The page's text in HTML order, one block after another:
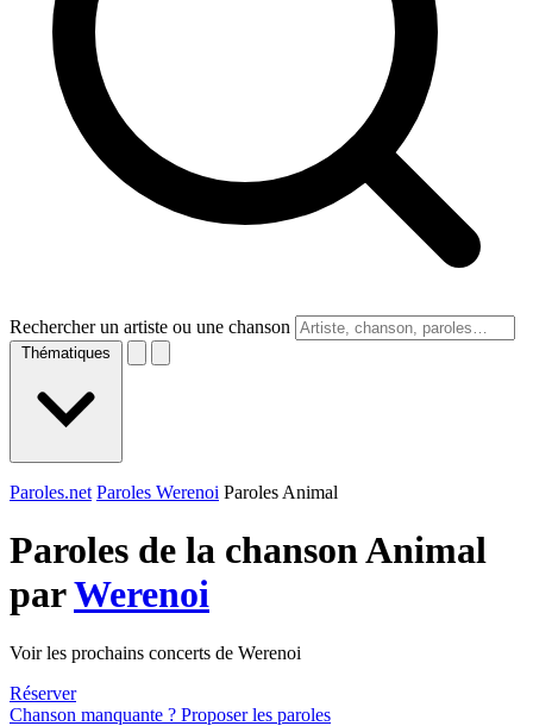
Rechercher un artiste ou une chanson
Thématiques
Paroles.net Paroles Werenoi Paroles Animal
Paroles de la chanson Animal
parWerenoi
Voir les prochains concerts de Werenoi
Réserver
Chanson manquante ? Proposer les paroles